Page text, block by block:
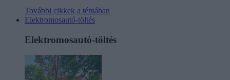
További cikkek a témában
Elektromosautó-töltés
Elektromosautó-töltés